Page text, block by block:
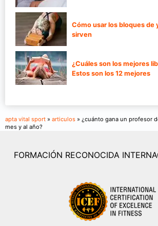
Cómo usar los bloques de
sirven
¿Cuáles son los mejores
Estos son los 12 mejores
apta vital sport » articulos » ¿cuánto gana un profesor
mes y al año?
FORMACIÓN RECONOCIDA